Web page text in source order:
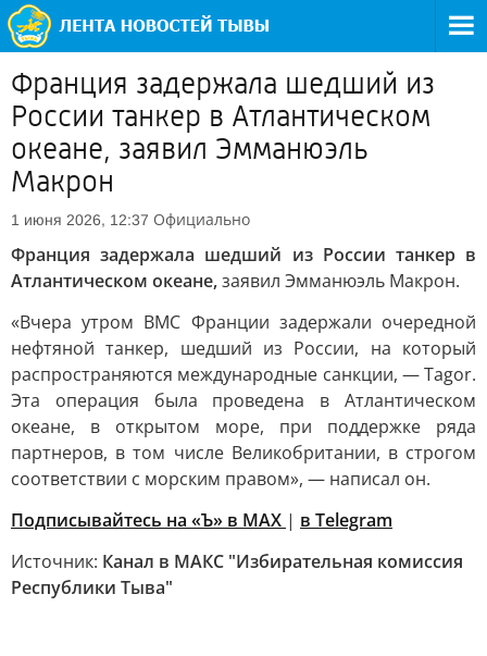
Франция задержала шедший из
России танкер в Атлантическом
океане, заявил Эмманюэль
Макрон
1 июня 2026, 12:37 Официально
Франция задержала шедший из России танкер в
Атлантическом океане,заявил Эмманюэль Макрон.
«Вчера утром ВМС Франции задержали очередной
нефтяной танкер, шедший из России, на который
распространяются международные санкции, — Tagor.
Эта операция была проведена в Атлантическом
океане, в открытом море, при поддержке ряда
партнеров, в том числе Великобритании, в строгом
соответствии с морским правом», — написал он.
Подписывайтесь на «Ъ» в MAX | в Telegram
Источник: Канал в МАКС "Избирательная комиссия
Республики Тыва"